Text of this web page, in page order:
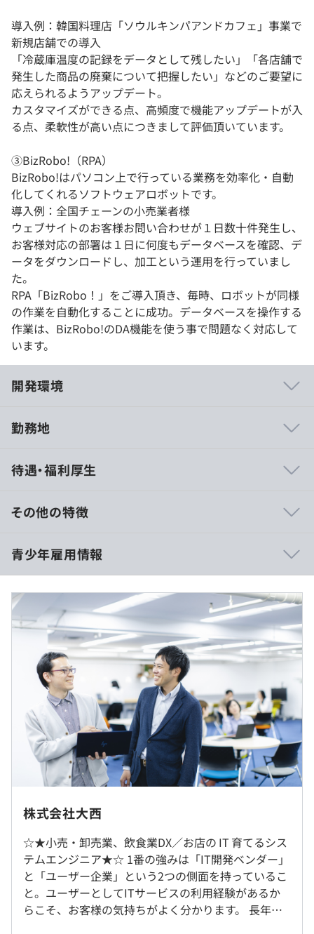
導入例：韓国料理店「ソウルキンパアンドカフェ」事業で
新規店舗での導入
「冷蔵庫温度の記録をデータとして残したい」「各店舗で
発生した商品の廃棄について把握したい」などのご要望に
応えられるようアップデート。
カスタマイズができる点、高頻度で機能アップデートが入
る点、柔軟性が高い点につきまして評価頂いています。
③BizRobo!（RPA）
BizRobo!はパソコン上で行っている業務を効率化・自動
化してくれるソフトウェアロボットです。
導入例：全国チェーンの小売業者様
ウェブサイトのお客様お問い合わせが１日数十件発生し、
お客様対応の部署は１日に何度もデータベースを確認、デ
ータをダウンロードし、加工という運用を行っていまし
た。
RPA「BizRobo！」をご導入頂き、毎時、ロボットが同様
の作業を自動化することに成功。データベースを操作する
作業は、BizRobo!のDA機能を使う事で問題なく対応して
います。
開発環境
・管理職研修
・社外セミナー受講補助
・資格取得補助
相談のうえ、ご希望のマシンを支給いたします
【開発環境】
■言語／Python、Unicage、Swift、Javaなど
■ソース管理／Git、SVN
■OS／Linux、Windows、MacOS
勤務地
※株式会社大西とGROWIT株式会社の所在地は同一です。
受動喫煙防止措置に関する事項
従業員に対する受動喫煙対策：あり
敷地内禁煙（喫煙場所あり）
大阪メトロ御堂筋線「本町」駅 12番出口を出てすぐ
大阪メトロ堺筋線または中央線「堺筋本町」駅 11番出口
を出て徒歩約5分
待遇・福利厚生
※この時間帯を基本にシフト制
休憩時間：（本採用時）休憩60分 ※昼食時間は業務の都
合により各々の自主性に任せています
平均残業時間：（本採用時）平均12時間／月
（本採用時）
〈年間休日：121日〉※年末年始・夏期休暇含める
・週休2日制
・有給休暇
・慶弔休暇
・子の看護休暇
・介護休暇
・育児休業（2年まで可能）
・介護休業
（本採用時）通勤手当：全額実費支給（社内規定に準ず
る）
その他の特徴
青少年雇用情報
平均勤続年数
研修の有無及び内容
内定者研修、入社時研修、OJTあり
12.6時間
前年度の有給休暇の平均取得日数
15.3日
株式会社大西
☆★小売・卸売業、飲食業DX／お店の IT 育てるシス
テムエンジニア★☆ 1番の強みは「IT開発ベンダー」
と「ユーザー企業」という2つの側面を持っているこ
と。ユーザーとしてITサービスの利用経験があるか
らこそ、お客様の気持ちがよく分かります。 長年培